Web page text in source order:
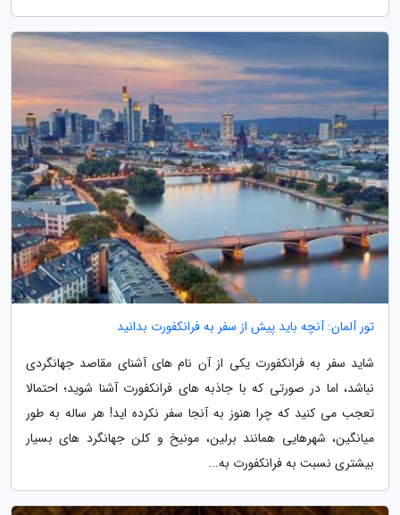
تور آلمان: آنچه باید پیش از سفر به فرانکفورت بدانید
شاید سفر به فرانکفورت یکی از آن نام های آشنای مقاصد جهانگردی
نباشد، اما در صورتی که با جاذبه های فرانکفورت آشنا شوید؛ احتمالا
تعجب می کنید که چرا هنوز به آنجا سفر نکرده اید! هر ساله به طور
میانگین، شهرهایی همانند برلین، مونیخ و کلن جهانگرد های بسیار
بیشتری نسبت به فرانکفورت به...